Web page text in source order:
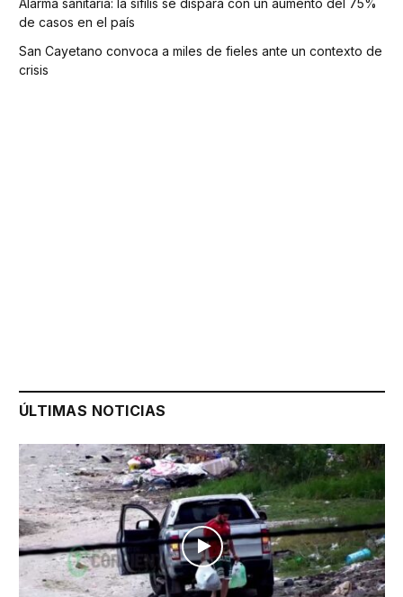
de casos en el país
San Cayetano convoca a miles de fieles ante un contexto de
crisis
ÚLTIMAS NOTICIAS